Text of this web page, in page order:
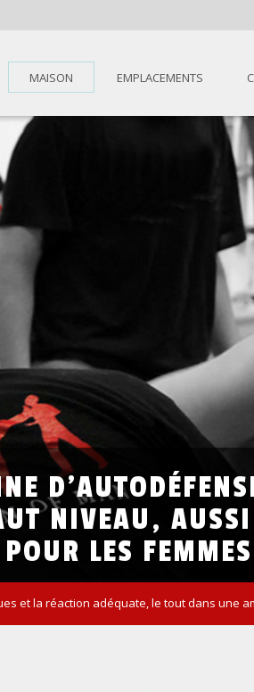
NIVEAU, AUSSI
POUR LES
et la réaction adéquate, le tout dans une
MAISON EMPLACEMENTS